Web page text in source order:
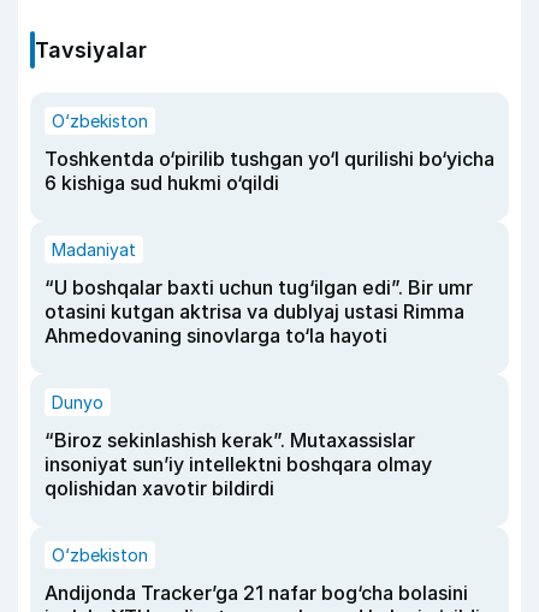
Tavsiyalar
O‘zbekiston
Toshkentda o‘pirilib tushgan yo‘l qurilishi bo‘yicha
6 kishiga sud hukmi o‘qildi
Madaniyat
“U boshqalar baxti uchun tug‘ilgan edi”. Bir umr
otasini kutgan aktrisa va dublyaj ustasi Rimma
Ahmedovaning sinovlarga to‘la hayoti
Dunyo
“Biroz sekinlashish kerak”. Mutaxassislar
insoniyat sun’iy intellektni boshqara olmay
qolishidan xavotir bildirdi
O‘zbekiston
Andijonda Tracker’ga 21 nafar bog‘cha bolasini